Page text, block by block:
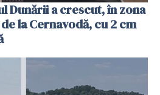
Dunării a crescut, în zona
la Cernavodă, cu 2 cm